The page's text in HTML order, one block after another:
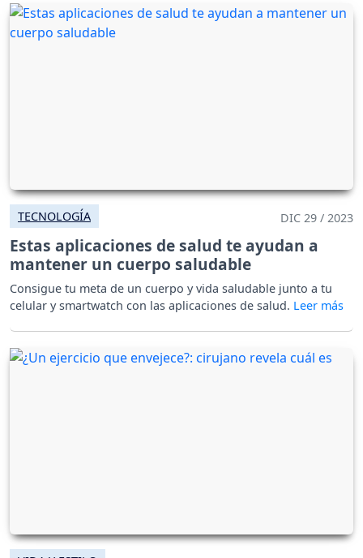
TECNOLOGÍA DIC 29 / 2023
Estas aplicaciones de salud te ayudan a
mantener un cuerpo saludable
Consigue tu meta de un cuerpo y vida saludable junto a tu
celular y smartwatch con las aplicaciones de salud.